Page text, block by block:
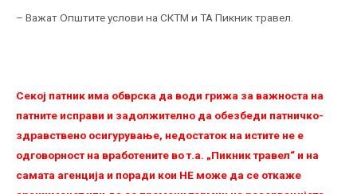
– Важат Општите услови на СКТМ и ТА Пикник травел.
Секој патник има обврска да води грижа за важноста на
патните исправи и задолжително да обезбеди патничко-
здравствено осигурување, недостаток на истите не е
одговорност на вработените во т.а. „Пикник травел“ и на
самата агенција и поради кои НЕ можe да се откаже